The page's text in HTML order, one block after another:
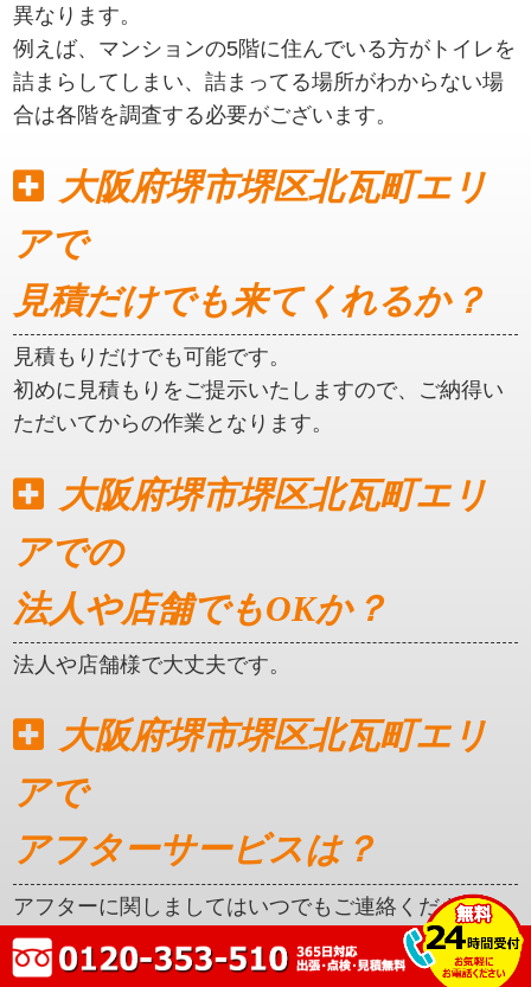
異なります。
例えば、マンションの5階に住んでいる方がトイレを
詰まらしてしまい、詰まってる場所がわからない場
合は各階を調査する必要がございます。
大阪府堺市堺区北瓦町エリ
アで
見積だけでも来てくれるか？
見積もりだけでも可能です。
初めに見積もりをご提示いたしますので、ご納得い
ただいてからの作業となります。
大阪府堺市堺区北瓦町エリ
アでの
法人や店舗でもOKか？
法人や店舗様で大丈夫です。
大阪府堺市堺区北瓦町エリ
アで
アフターサービスは？
アフターに関しましてはいつでもご連絡ください。
クレカ対応はしているか？